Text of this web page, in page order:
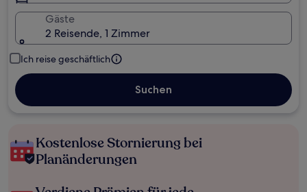
Gäste
2 Reisende, 1 Zimmer
Ich reise geschäftlich
Suchen
Kostenlose Stornierung bei
Planänderungen